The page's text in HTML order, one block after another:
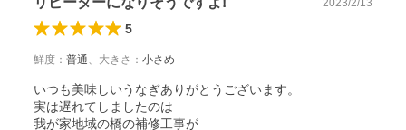
5
鮮度 ： 普通、 大きさ ： 小さめ
いつも美味しいうなぎありがとうございます。
実は遅れてしましたのは
我が家地域の橋の補修工事が